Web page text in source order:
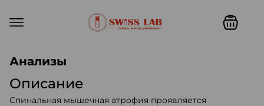
Анализы
Описание
Спинальная мышечная атрофия проявляется